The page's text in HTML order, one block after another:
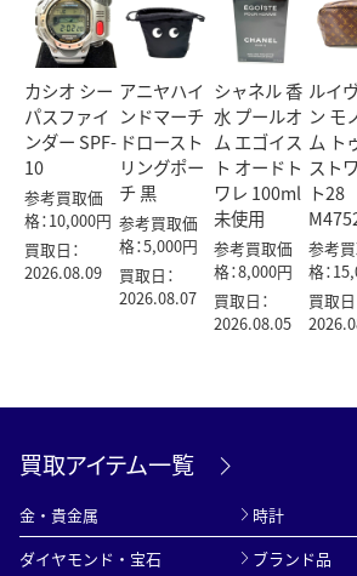
カシオ シー
パスファイ
ンダー SPF-
10
参考買取価
格：10,000円
買取日：
2026.08.09
アニヤハイ
ンドマーチ
ドロースト
リングポー
チ 黒
参考買取価
格：5,000円
買取日：
2026.08.07
シャネル 香
水 プールオ
ム エゴイス
ト オードト
ワレ 100ml
未使用
参考買取価
格：8,000円
買取日：
2026.08.05
ルイ
ン モ
ム ト
スト
ト28
参考
格：
買取日
買取アイテム一覧
金・貴金属
時計
ダイヤモンド・宝石
ブランド品